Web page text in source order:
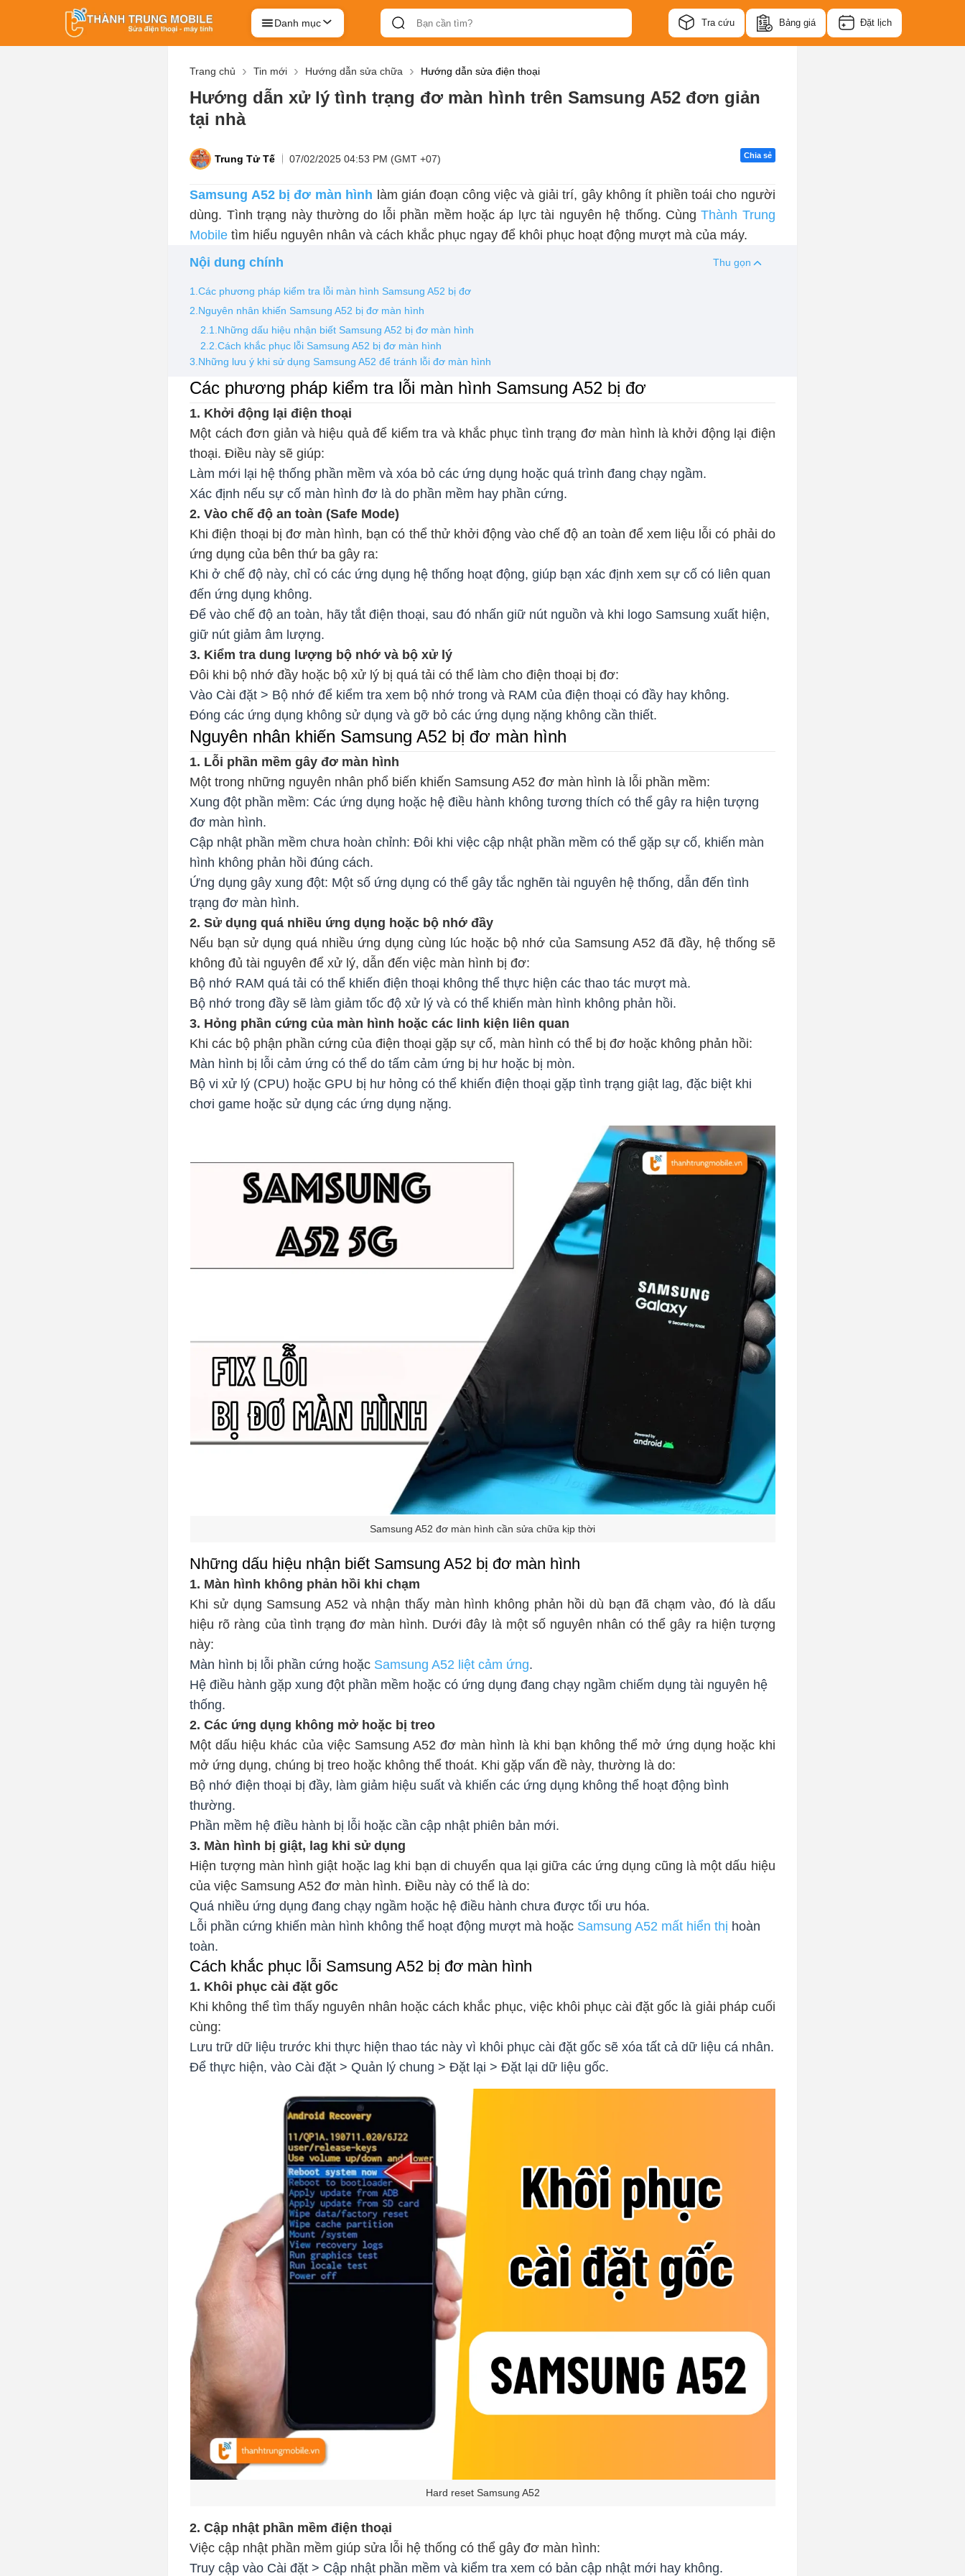
Danh mục Tra cứu Bảng giá Đặt lịch
Trang chủ Tin mới Hướng dẫn sửa chữa Hướng dẫn sửa điện thoại
Hướng dẫn xử lý tình trạng đơ màn hình trên Samsung A52 đơn giản
tại nhà
Trung Tử Tế 07/02/2025 04:53 PM (GMT +07) Chia sẻ
Samsung A52 bị đơ màn hình làm gián đoạn công việc và giải trí, gây không ít phiền toái cho người
dùng. Tình trạng này thường do lỗi phần mềm hoặc áp lực tài nguyên hệ thống. CùngThành Trung
Mobile tìm hiểu nguyên nhân và cách khắc phục ngay để khôi phục hoạt động mượt mà của máy.
Nội dung chính
Thu gọn
1.Các phương pháp kiểm tra lỗi màn hình Samsung A52 bị đơ
2.Nguyên nhân khiến Samsung A52 bị đơ màn hình
2.1.Những dấu hiệu nhận biết Samsung A52 bị đơ màn hình
2.2.Cách khắc phục lỗi Samsung A52 bị đơ màn hình
3.Những lưu ý khi sử dụng Samsung A52 để tránh lỗi đơ màn hình
Các phương pháp kiểm tra lỗi màn hình Samsung A52 bị đơ
1. Khởi động lại điện thoại
Một cách đơn giản và hiệu quả để kiểm tra và khắc phục tình trạng đơ màn hình là khởi động lại điện
thoại. Điều này sẽ giúp:
Làm mới lại hệ thống phần mềm và xóa bỏ các ứng dụng hoặc quá trình đang chạy ngầm.
Xác định nếu sự cố màn hình đơ là do phần mềm hay phần cứng.
2. Vào chế độ an toàn (Safe Mode)
Khi điện thoại bị đơ màn hình, bạn có thể thử khởi động vào chế độ an toàn để xem liệu lỗi có phải do
ứng dụng của bên thứ ba gây ra:
Khi ở chế độ này, chỉ có các ứng dụng hệ thống hoạt động, giúp bạn xác định xem sự cố có liên quan
đến ứng dụng không.
Để vào chế độ an toàn, hãy tắt điện thoại, sau đó nhấn giữ nút nguồn và khi logo Samsung xuất hiện,
giữ nút giảm âm lượng.
3. Kiểm tra dung lượng bộ nhớ và bộ xử lý
Đôi khi bộ nhớ đầy hoặc bộ xử lý bị quá tải có thể làm cho điện thoại bị đơ:
Vào Cài đặt > Bộ nhớ để kiểm tra xem bộ nhớ trong và RAM của điện thoại có đầy hay không.
Đóng các ứng dụng không sử dụng và gỡ bỏ các ứng dụng nặng không cần thiết.
Nguyên nhân khiến Samsung A52 bị đơ màn hình
1. Lỗi phần mềm gây đơ màn hình
Một trong những nguyên nhân phổ biến khiến Samsung A52 đơ màn hình là lỗi phần mềm:
Xung đột phần mềm: Các ứng dụng hoặc hệ điều hành không tương thích có thể gây ra hiện tượng
đơ màn hình.
Cập nhật phần mềm chưa hoàn chỉnh: Đôi khi việc cập nhật phần mềm có thể gặp sự cố, khiến màn
hình không phản hồi đúng cách.
Ứng dụng gây xung đột: Một số ứng dụng có thể gây tắc nghẽn tài nguyên hệ thống, dẫn đến tình
trạng đơ màn hình.
2. Sử dụng quá nhiều ứng dụng hoặc bộ nhớ đầy
Nếu bạn sử dụng quá nhiều ứng dụng cùng lúc hoặc bộ nhớ của Samsung A52 đã đầy, hệ thống sẽ
không đủ tài nguyên để xử lý, dẫn đến việc màn hình bị đơ:
Bộ nhớ RAM quá tải có thể khiến điện thoại không thể thực hiện các thao tác mượt mà.
Bộ nhớ trong đầy sẽ làm giảm tốc độ xử lý và có thể khiến màn hình không phản hồi.
3. Hỏng phần cứng của màn hình hoặc các linh kiện liên quan
Khi các bộ phận phần cứng của điện thoại gặp sự cố, màn hình có thể bị đơ hoặc không phản hồi:
Màn hình bị lỗi cảm ứng có thể do tấm cảm ứng bị hư hoặc bị mòn.
Bộ vi xử lý (CPU) hoặc GPU bị hư hỏng có thể khiến điện thoại gặp tình trạng giật lag, đặc biệt khi
chơi game hoặc sử dụng các ứng dụng nặng.
Samsung A52 đơ màn hình cần sửa chữa kịp thời
Những dấu hiệu nhận biết Samsung A52 bị đơ màn hình
1. Màn hình không phản hồi khi chạm
Khi sử dụng Samsung A52 và nhận thấy màn hình không phản hồi dù bạn đã chạm vào, đó là dấu
hiệu rõ ràng của tình trạng đơ màn hình. Dưới đây là một số nguyên nhân có thể gây ra hiện tượng
này:
Màn hình bị lỗi phần cứng hoặc Samsung A52 liệt cảm ứng.
Hệ điều hành gặp xung đột phần mềm hoặc có ứng dụng đang chạy ngầm chiếm dụng tài nguyên hệ
thống.
2. Các ứng dụng không mở hoặc bị treo
Một dấu hiệu khác của việc Samsung A52 đơ màn hình là khi bạn không thể mở ứng dụng hoặc khi
mở ứng dụng, chúng bị treo hoặc không thể thoát. Khi gặp vấn đề này, thường là do:
Bộ nhớ điện thoại bị đầy, làm giảm hiệu suất và khiến các ứng dụng không thể hoạt động bình
thường.
Phần mềm hệ điều hành bị lỗi hoặc cần cập nhật phiên bản mới.
3. Màn hình bị giật, lag khi sử dụng
Hiện tượng màn hình giật hoặc lag khi bạn di chuyển qua lại giữa các ứng dụng cũng là một dấu hiệu
của việc Samsung A52 đơ màn hình. Điều này có thể là do:
Quá nhiều ứng dụng đang chạy ngầm hoặc hệ điều hành chưa được tối ưu hóa.
Lỗi phần cứng khiến màn hình không thể hoạt động mượt mà hoặc Samsung A52 mất hiển thị hoàn
toàn.
Cách khắc phục lỗi Samsung A52 bị đơ màn hình
1. Khôi phục cài đặt gốc
Khi không thể tìm thấy nguyên nhân hoặc cách khắc phục, việc khôi phục cài đặt gốc là giải pháp cuối
cùng:
Lưu trữ dữ liệu trước khi thực hiện thao tác này vì khôi phục cài đặt gốc sẽ xóa tất cả dữ liệu cá nhân.
Để thực hiện, vào Cài đặt > Quản lý chung > Đặt lại > Đặt lại dữ liệu gốc.
Hard reset Samsung A52
2. Cập nhật phần mềm điện thoại
Việc cập nhật phần mềm giúp sửa lỗi hệ thống có thể gây đơ màn hình:
Truy cập vào Cài đặt > Cập nhật phần mềm và kiểm tra xem có bản cập nhật mới hay không.